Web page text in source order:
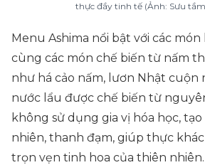
thực đầy tinh tế (Ảnh: Sưu
Menu Ashima nổi bật với các
cùng các món chế biến từ nấm
như há cảo nấm, lươn Nhật cuộn
nước lẩu được chế biến từ
không sử dụng gia vị hóa học,
nhiên, thanh đạm, giúp thực
trọn vẹn tinh hoa của thiên nhiên.